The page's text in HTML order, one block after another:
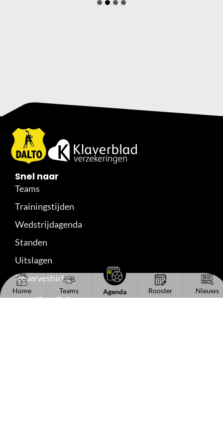
Home Teams Agenda Rooster Nieuws
Snel naar
Teams
Trainingstijden
Wedstrijdagenda
Standen
Uitslagen
Reserveshirts
Handige links